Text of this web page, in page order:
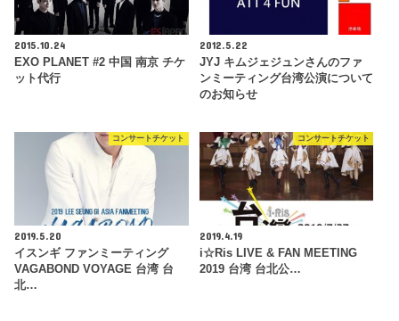
2015.10.24
EXO PLANET #2 中国 南京 チケ
ット代行
2012.5.22
JYJ キムジェジュンさんのファ
ンミーティング台湾公演について
のお知らせ
コンサートチケット
2019.5.20
イスンギ ファンミーティング
VAGABOND VOYAGE 台湾 台
北…
コンサートチケット
2019.4.19
i☆Ris LIVE & FAN MEETING
2019 台湾 台北公…